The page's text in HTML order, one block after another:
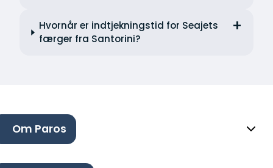
Hvornår er indtjekningstid for Seajets
færger fra Santorini?
Om Paros